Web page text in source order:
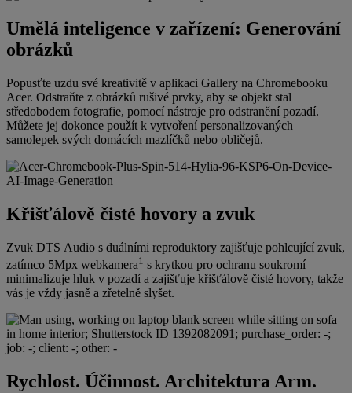
Umělá inteligence v zařízení: Generování
obrázků
Popusťte uzdu své kreativitě v aplikaci Gallery na Chromebooku
Acer. Odstraňte z obrázků rušivé prvky, aby se objekt stal
středobodem fotografie, pomocí nástroje pro odstranění pozadí.
Můžete jej dokonce použít k vytvoření personalizovaných
samolepek svých domácích mazlíčků nebo obličejů.
Křišťálově čisté hovory a zvuk
Zvuk DTS Audio s duálními reproduktory zajišťuje pohlcující zvuk,
zatímco 5Mpx webkamera1 s krytkou pro ochranu soukromí
minimalizuje hluk v pozadí a zajišťuje křišťálově čisté hovory, takže
vás je vždy jasně a zřetelně slyšet.
Rychlost. Účinnost. Architektura Arm.